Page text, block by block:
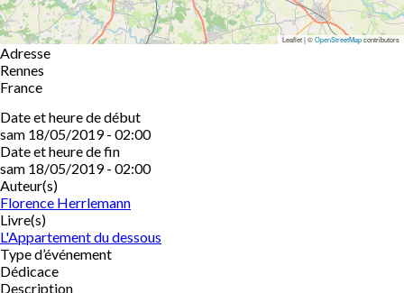
Leaflet | ©OpenStreetMapcontributors
Adresse
Rennes
France
Date et heure de début
sam 18/05/2019 - 02:00
Date et heure de fin
sam 18/05/2019 - 02:00
Auteur(s)
Florence Herrlemann
Livre(s)
L'Appartement du dessous
Type d’événement
Dédicace
Description